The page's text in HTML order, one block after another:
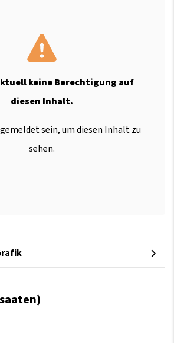
keine Berechtigung auf
diesen Inhalt.
sein, um diesen Inhalt zu
sehen.